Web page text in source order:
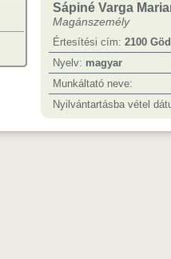
Sápiné Varga
Magánszemély
Értesítési cím: 2100
Nyelv: magyar
Munkáltató neve:
Nyilvántartásba vétel